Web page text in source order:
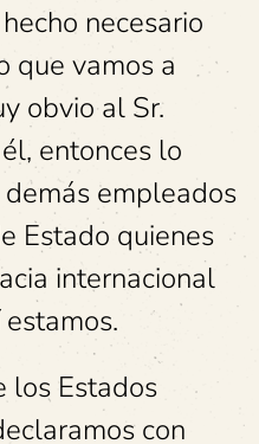
necesario
que vamos a
obvio al Sr.
entonces lo
empleados
Estado quienes
internacional
los Estados
con